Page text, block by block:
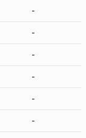
-
-
-
-
-
-